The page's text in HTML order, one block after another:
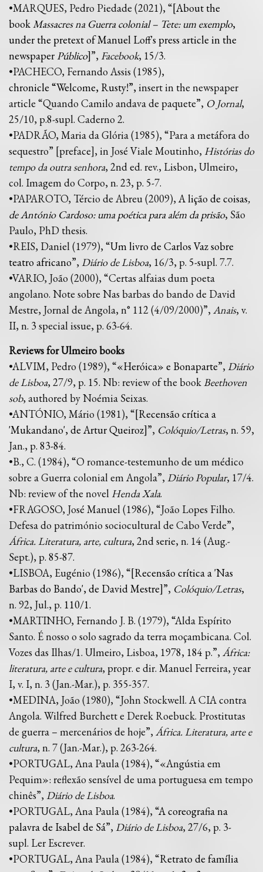
•MARQUES, Pedro Piedade (2021), “[About the
bookMassacres na Guerra colonial – Tete: um exemplo,
under the pretext of Manuel Loff's press article in the
newspaperPúblico]”, Facebook, 15/3.
•PACHECO, Fernando Assis (1985),
chronicle “Welcome, Rusty!”, insert in the newspaper
article “Quando Camilo andava de paquete”, O Jornal,
25/10, p.8-supl. Caderno 2.
•PADRÃO, Maria da Glória (1985), “Para a metáfora do
sequestro” [preface], in José Viale Moutinho, Histórias do
tempo da outra senhora, 2nd ed. rev., Lisbon, Ulmeiro,
col. Imagem do Corpo, n. 23, p. 5-7.
•PAPAROTO, Tércio de Abreu (2009), A lição de coisas,
de António Cardoso: uma poética para além da prisão, São
Paulo, PhD thesis.
•REIS, Daniel (1979), “Um livro de Carlos Vaz sobre
teatro africano”, Diário de Lisboa, 16/3, p. 5-supl. 7.7.
•VARIO, João (2000), “Certas alfaias dum poeta
angolano. Note sobre Nas barbas do bando de David
Mestre, Jornal de Angola, n° 112 (4/09/2000)”, Anais, v.
II, n. 3 special issue, p. 63-64.
Reviews for Ulmeiro books
•ALVIM, Pedro (1989), “«Heróica» e Bonaparte”, Diário
de Lisboa, 27/9, p. 15. Nb: review of the bookBeethoven
sob, authored by Noémia Seixas.
•ANTÓNIO, Mário (1981), “[Recensão crítica a
'Mukandano', de Artur Queiroz]”, Colóquio/Letras, n. 59,
Jan., p. 83-84.
•B., C. (1984), “O romance-testemunho de um médico
sobre a Guerra colonial em Angola”, Diário Popular, 17/4.
Nb: review of the novel Henda Xala.
•FRAGOSO, José Manuel (1986), “João Lopes Filho.
Defesa do património sociocultural de Cabo Verde”,
África. Literatura, arte, cultura, 2nd serie, n. 14 (Aug.-
Sept.), p. 85-87.
•LISBOA, Eugénio (1986), “[Recensão crítica a 'Nas
Barbas do Bando', de David Mestre]”, Colóquio/Letras,
n. 92, Jul., p. 110/1.
•MARTINHO, Fernando J. B. (1979), “Alda Espírito
Santo. É nosso o solo sagrado da terra moçambicana. Col.
Vozes das Ilhas/1. Ulmeiro, Lisboa, 1978, 184 p.”, África:
literatura, arte e cultura, propr. e dir. Manuel Ferreira, year
I, v. I, n. 3 (Jan.-Mar.), p. 355-357.
•MEDINA, João (1980), “John Stockwell. A CIA contra
Angola. Wilfred Burchett e Derek Roebuck. Prostitutas
de guerra – mercenários de hoje”, África. Literatura, arte e
cultura, n. 7 (Jan.-Mar.), p. 263-264.
•PORTUGAL, Ana Paula (1984), “«Angústia em
Pequim»: reflexão sensível de uma portuguesa em tempo
chinês”, Diário de Lisboa.
•PORTUGAL, Ana Paula (1984), “A coreografia na
palavra de Isabel de Sá”, Diário de Lisboa, 27/6, p. 3-
supl. Ler Escrever.
•PORTUGAL, Ana Paula (1984), “Retrato de família